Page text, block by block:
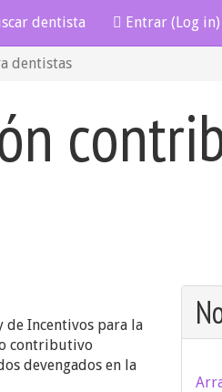
dentista Entrar (Log in)
dentistas
de Incentivos para la
contributivo
devengados en la